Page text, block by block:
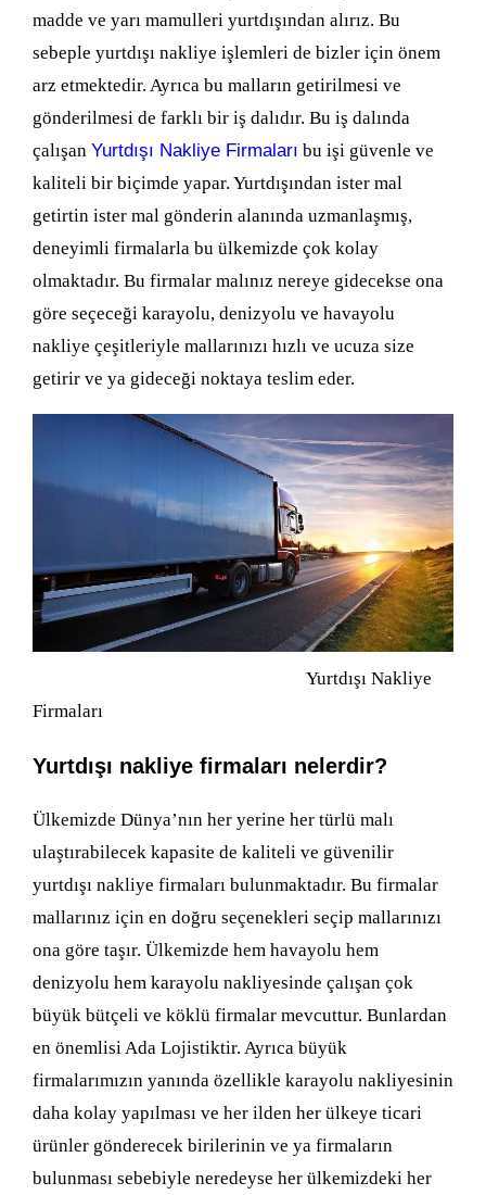
madde ve yarı mamulleri yurtdışından alırız. Bu
sebeple yurtdışı nakliye işlemleri de bizler için önem
arz etmektedir. Ayrıca bu malların getirilmesi ve
gönderilmesi de farklı bir iş dalıdır. Bu iş dalında
çalışan Yurtdışı Nakliye Firmaları bu işi güvenle ve
kaliteli bir biçimde yapar. Yurtdışından ister mal
getirtin ister mal gönderin alanında uzmanlaşmış,
deneyimli firmalarla bu ülkemizde çok kolay
olmaktadır. Bu firmalar malınız nereye gidecekse ona
göre seçeceği karayolu, denizyolu ve havayolu
nakliye çeşitleriyle mallarınızı hızlı ve ucuza size
getirir ve ya gideceği noktaya teslim eder.
Yurtdışı Nakliye
Firmaları
Yurtdışı nakliye firmaları nelerdir?
Ülkemizde Dünya’nın her yerine her türlü malı
ulaştırabilecek kapasite de kaliteli ve güvenilir
yurtdışı nakliye firmaları bulunmaktadır. Bu firmalar
mallarınız için en doğru seçenekleri seçip mallarınızı
ona göre taşır. Ülkemizde hem havayolu hem
denizyolu hem karayolu nakliyesinde çalışan çok
büyük bütçeli ve köklü firmalar mevcuttur. Bunlardan
en önemlisi Ada Lojistiktir. Ayrıca büyük
firmalarımızın yanında özellikle karayolu nakliyesinin
daha kolay yapılması ve her ilden her ülkeye ticari
ürünler gönderecek birilerinin ve ya firmaların
bulunması sebebiyle neredeyse her ülkemizdeki her